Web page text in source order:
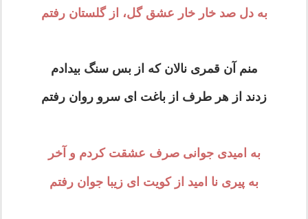
به دل صد خار خار عشق گل، از گلستان رفتم
منم آن قمری نالان که از بس سنگ بیدادم
زدند از هر طرف از باغت ای سرو روان رفتم
به امیدی جوانی صرف عشقت کردم و آخر
به پیری نا امید از کویت ای زیبا جوان رفتم